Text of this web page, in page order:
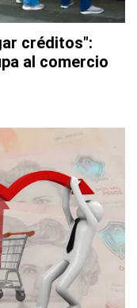
créditos":
al comercio